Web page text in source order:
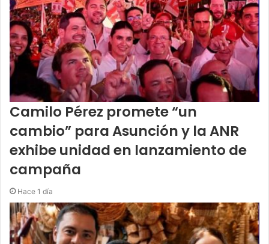
Camilo Pérez promete “un
cambio” para Asunción y la ANR
exhibe unidad en lanzamiento de
campaña
Hace 1 día